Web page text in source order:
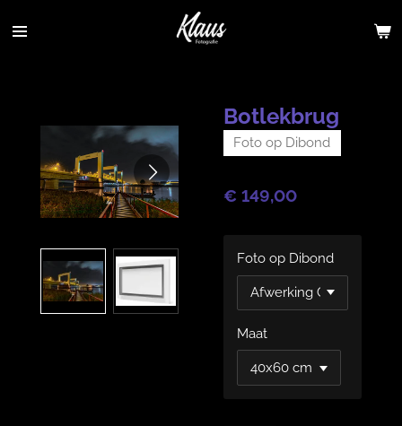
direct
Botlekbrug
Foto op Dibond
€ 149,00
Foto op Dibond
Maat